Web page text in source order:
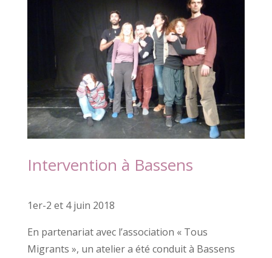
Intervention à Bassens
1er-2 et 4 juin 2018
En partenariat avec l’association « Tous
Migrants », un atelier a été conduit à Bassens